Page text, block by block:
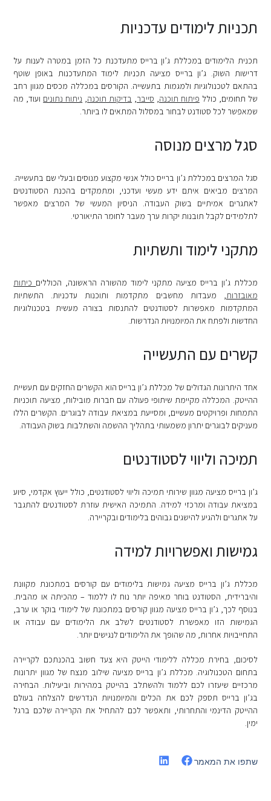
תכניות לימודים עדכניות
תכנית הלימודים במכללת ג’ון ברייס מתעדכנת כל הזמן במטרה לענות על
דרישות השוק. ג’ון ברייס מציעה תכניות לימוד המתעדכנות באופן שוטף
בהתאם לטכנולוגיות ולמגמות בתעשייה. הקורסים במכללה מכסים מגוון רחב
של תחומים, כולל פיתוח תוכנה, סייבר, בדיקות תוכנה, ניתוח נתונים ועוד, מה
שמאפשר לכל סטודנט לבחור במסלול המתאים לו ביותר.
סגל מרצים מנוסה
סגל המרצים במכללת ג’ון ברייס כולל אנשי מקצוע מנוסים ובעלי שם בתעשייה.
המרצים מביאים איתם ידע מעשי ועדכני, ומתמקדים בהכנת הסטודנטים
לאתגרים אמיתיים בשוק העבודה. הניסיון המעשי של המרצים מאפשר
לתלמידים לקבל תובנות יקרות ערך מעבר לחומר התיאורטי.
מתקני לימוד ותשתיות
מכללת ג’ון ברייס מציעה מתקני לימוד מהשורה הראשונה, הכוללים כיתות
מאובזרות, מעבדות מחשבים מתקדמות ותוכנות עדכניות. התשתיות
המתקדמות מאפשרות לסטודנטים להתנסות בצורה מעשית בטכנולוגיות
החדשות ולפתח את המיומנויות הנדרשות.
קשרים עם התעשייה
אחד היתרונות הגדולים של מכללת ג’ון ברייס הוא הקשרים החזקים עם תעשיית
ההייטק. המכללה מקיימת שיתופי פעולה עם חברות מובילות, מציעה תוכניות
התמחות ופרויקטים מעשיים, ומסייעת במציאת עבודה לבוגרים. הקשרים הללו
מעניקים לבוגרים יתרון משמעותי בתהליך ההשמה והשתלבות בשוק העבודה.
תמיכה וליווי לסטודנטים
ג’ון ברייס מציעה מגוון שירותי תמיכה וליווי לסטודנטים, כולל ייעוץ אקדמי, סיוע
במציאת עבודה ומרכזי למידה. התמיכה האישית עוזרת לסטודנטים להתגבר
על אתגרים ולהגיע להישגים גבוהים בלימודים ובקריירה.
גמישות ואפשרויות למידה
מכללת ג’ון ברייס מציעה גמישות בלימודים עם קורסים במתכונת מקוונת
והיברידית, הסטודנט בוחר מאיפה יותר נוח לו ללמוד – מהכיתה או מהבית.
בנוסף לכך, ג’ון ברייס מציעה מגוון קורסים במתכונת של לימודי בוקר או ערב,
הגמישות הזו מאפשרת לסטודנטים לשלב את הלימודים עם עבודה או
התחייבויות אחרות, מה שהופך את הלימודים לנגישים יותר.
לסיכום, בחירת מכללה ללימודי הייטק היא צעד חשוב בהכנתכם לקריירה
בתחום הטכנולוגיה. מכללת ג’ון ברייס מציעה שילוב מנצח של מגוון יתרונות
מרכזיים שיעזרו לכם ללמוד ולהשתלב בהייטק במהירות וביעילות. הבחירה
בג’ון ברייס תספק לכם את הכלים והמיומנויות הנדרשים להצלחה בעולם
ההייטק הדינמי והתחרותי, ותאפשר לכם להתחיל את הקריירה שלכם ברגל
ימין.
שתפו את המאמר